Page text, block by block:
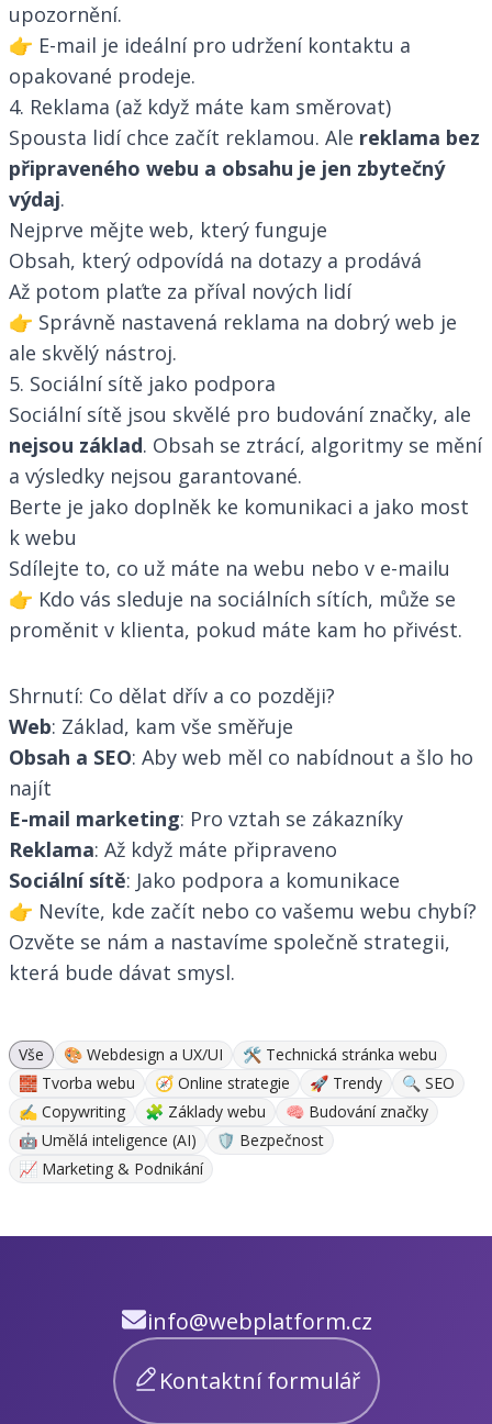
upozornění.
👉 E-mail je ideální pro udržení kontaktu a
opakované prodeje.
4. Reklama (až když máte kam směrovat)
Spousta lidí chce začít reklamou. Ale reklama bez
připraveného webu a obsahu je jen zbytečný
výdaj.
Nejprve mějte web, který funguje
Obsah, který odpovídá na dotazy a prodává
Až potom plaťte za příval nových lidí
👉 Správně nastavená reklama na dobrý web je
ale skvělý nástroj.
5. Sociální sítě jako podpora
Sociální sítě jsou skvělé pro budování značky, ale
nejsou základ. Obsah se ztrácí, algoritmy se mění
a výsledky nejsou garantované.
Berte je jako doplněk ke komunikaci a jako most
k webu
Sdílejte to, co už máte na webu nebo v e-mailu
👉 Kdo vás sleduje na sociálních sítích, může se
proměnit v klienta, pokud máte kam ho přivést.
Shrnutí: Co dělat dřív a co později?
Web: Základ, kam vše směřuje
Obsah a SEO: Aby web měl co nabídnout a šlo ho
najít
E-mail marketing: Pro vztah se zákazníky
Reklama: Až když máte připraveno
Sociální sítě: Jako podpora a komunikace
👉 Nevíte, kde začít nebo co vašemu webu chybí?
Ozvěte se nám a nastavíme společně strategii,
která bude dávat smysl.
Vše 🎨 Webdesign a UX/UI
🛠 Technická stránka webu
🧱 Tvorba webu
🧭 Online strategie 🚀 Trendy
🔍 SEO
✍ Copywriting
🧩 Základy webu
🧠 Budování značky
🤖 Umělá inteligence (AI)
🛡️ Bezpečnost
📈 Marketing & Podnikání
info@webplatform.cz
Kontaktní formulář